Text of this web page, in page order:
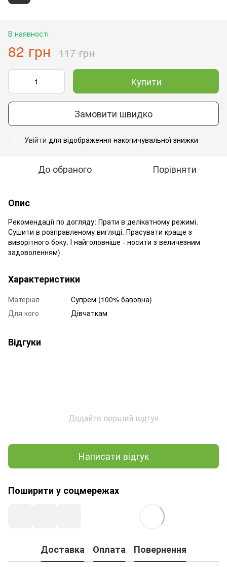
В наявності
82 грн 117 грн
Купити
Замовити швидко
Увійти для відображення накопичувальної знижки
До обраного Порівняти
Опис
Рекомендації по догляду: Прати в делікатному режимі.
Сушити в розправленому вигляді. Прасувати краще з
виворітного боку. І найголовніше - носити з величезним
задоволенням)
Характеристики
Матеріал
Супрем (100% бавовна)
Для кого
Дівчаткам
Відгуки
Додайте перший відгук
Написати відгук
Поширити у соцмережах
Доставка Оплата Повернення